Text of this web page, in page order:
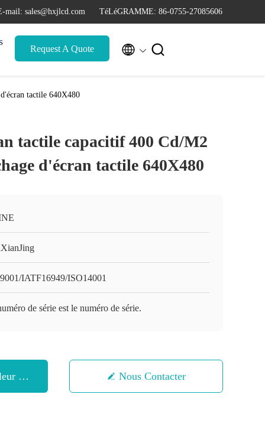
mail: sales@hxjlcd.com TéLéGRAMME: 86-0755-27085606
Request A Quote  
tactile 640X480
tactile capacitif 400 Cd/M2
d'écran tactile 640X480
IATF16949/ISO14001
de série est le numéro de série.
Prix Nous Contacter